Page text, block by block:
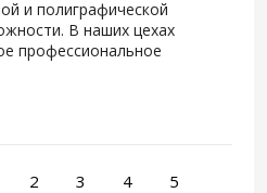
и полиграфической
В наших цехах
профессиональное
2 3 4
5